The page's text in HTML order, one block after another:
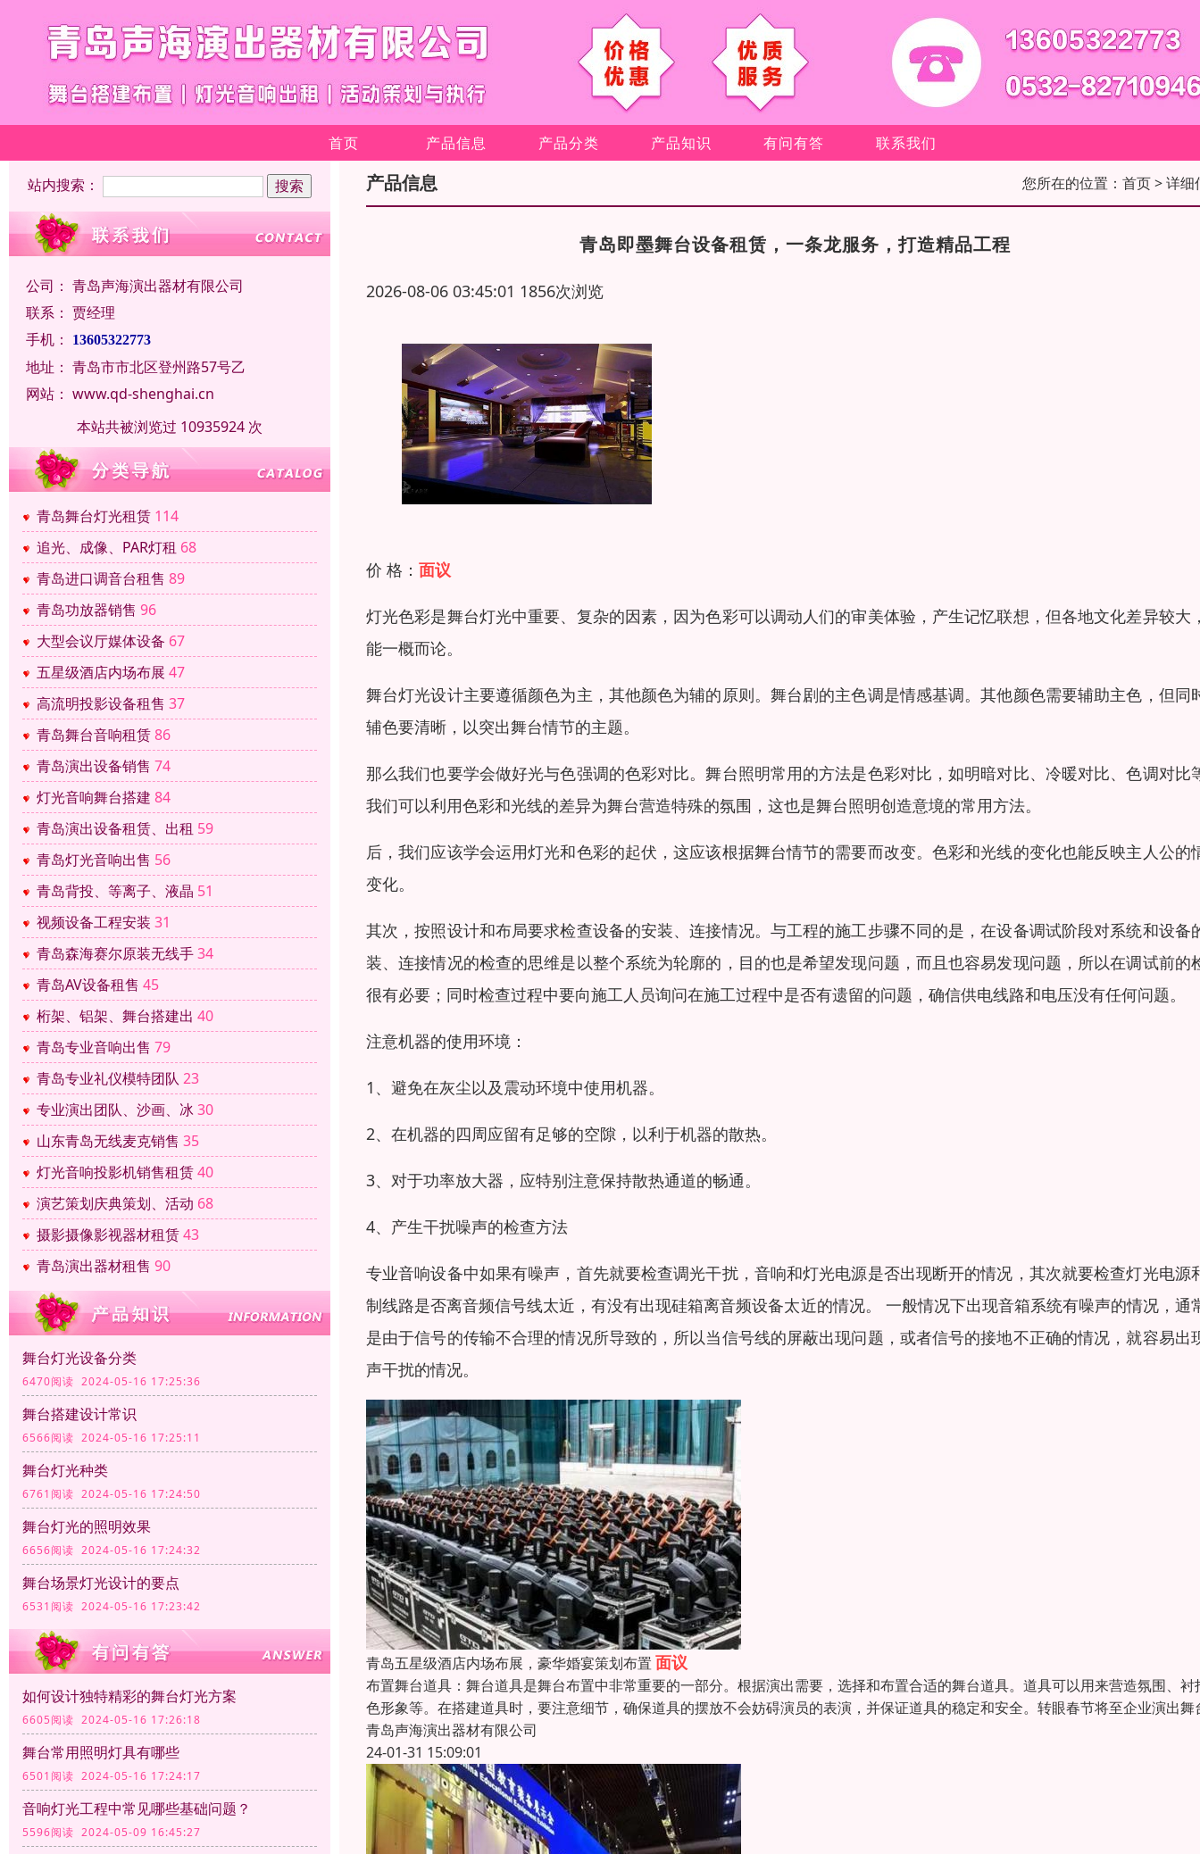
首页 产品信息 产品分类 产品知识 有问有答 联系我们
站内搜索：
公司： 青岛声海演出器材有限公司
联系： 贾经理
手机：
13605322773
地址： 青岛市市北区登州路57号乙
网站： www.qd-shenghai.cn
本站共被浏览过 10935924 次
青岛舞台灯光租赁 114
追光、成像、PAR灯租 68
青岛进口调音台租售 89
青岛功放器销售 96
大型会议厅媒体设备 67
五星级酒店内场布展 47
高流明投影设备租售 37
青岛舞台音响租赁86
青岛演出设备销售 74
灯光音响舞台搭建 84
青岛演出设备租赁、出租 59
青岛灯光音响出售 56
青岛背投、等离子、液晶 51
视频设备工程安装 31
青岛森海赛尔原装无线手34
青岛AV设备租售 45
桁架、铝架、舞台搭建出 40
青岛专业音响出售 79
青岛专业礼仪模特团队 23
专业演出团队、沙画、冰30
山东青岛无线麦克销售 35
灯光音响投影机销售租赁40
演艺策划庆典策划、活动 68
摄影摄像影视器材租赁43
青岛演出器材租售 90
舞台灯光设备分类
6470阅读 2024-05-16 17:25:36
舞台搭建设计常识
6566阅读 2024-05-16 17:25:11
舞台灯光种类
6761阅读 2024-05-16 17:24:50
舞台灯光的照明效果
6656阅读 2024-05-16 17:24:32
舞台场景灯光设计的要点
6531阅读 2024-05-16 17:23:42
如何设计独特精彩的舞台灯光方案
6605阅读 2024-05-16 17:26:18
舞台常用照明灯具有哪些
6501阅读 2024-05-16 17:24:17
音响灯光工程中常见哪些基础问题？
5596阅读 2024-05-09 16:45:27
产品信息 您所在的位置： 首页> 详细
青岛即墨舞台设备租赁，一条龙服务，打造精品工程
2026-08-06 03:45:01 1856次浏览
价 格： 面议
灯光色彩是舞台灯光中重要、复杂的因素，因为色彩可以调动人们的审美体验，产生记忆联想，但各地文化差异较大
能一概而论。
舞台灯光设计主要遵循颜色为主，其他颜色为辅的原则。舞台剧的主色调是情感基调。其他颜色需要辅助主色，但同
辅色要清晰，以突出舞台情节的主题。
那么我们也要学会做好光与色强调的色彩对比。舞台照明常用的方法是色彩对比，如明暗对比、冷暖对比、色调对比
我们可以利用色彩和光线的差异为舞台营造特殊的氛围，这也是舞台照明创造意境的常用方法。
后，我们应该学会运用灯光和色彩的起伏，这应该根据舞台情节的需要而改变。色彩和光线的变化也能反映主人公的
变化。
其次，按照设计和布局要求检查设备的安装、连接情况。与工程的施工步骤不同的是，在设备调试阶段对系统和设备
装、连接情况的检查的思维是以整个系统为轮廓的，目的也是希望发现问题，而且也容易发现问题，所以在调试前的
很有必要；同时检查过程中要向施工人员询问在施工过程中是否有遗留的问题，确信供电线路和电压没有任何问题。
注意机器的使用环境：
1、避免在灰尘以及震动环境中使用机器。
2、在机器的四周应留有足够的空隙，以利于机器的散热。
3、对于功率放大器，应特别注意保持散热通道的畅通。
4、产生干扰噪声的检查方法
专业音响设备中如果有噪声，首先就要检查调光干扰，音响和灯光电源是否出现断开的情况，其次就要检查灯光电源
制线路是否离音频信号线太近，有没有出现硅箱离音频设备太近的情况。 一般情况下出现音箱系统有噪声的情况，通
是由于信号的传输不合理的情况所导致的，所以当信号线的屏蔽出现问题，或者信号的接地不正确的情况，就容易出
声干扰的情况。
青岛五星级酒店内场布展，豪华婚宴策划布置 面议
布置舞台道具：舞台道具是舞台布置中非常重要的一部分。根据演出需要，选择和布置合适的舞台道具。道具可以用来营造氛围、衬
色形象等。在搭建道具时，要注意细节，确保道具的摆放不会妨碍演员的表演，并保证道具的稳定和安全。转眼春节将至企业演出舞
青岛声海演出器材有限公司
24-01-31 15:09:01